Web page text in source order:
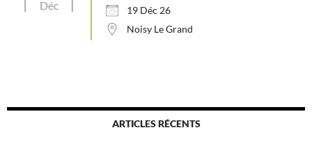
Déc
19 Déc 26
Noisy Le Grand
ARTICLES RÉCENTS